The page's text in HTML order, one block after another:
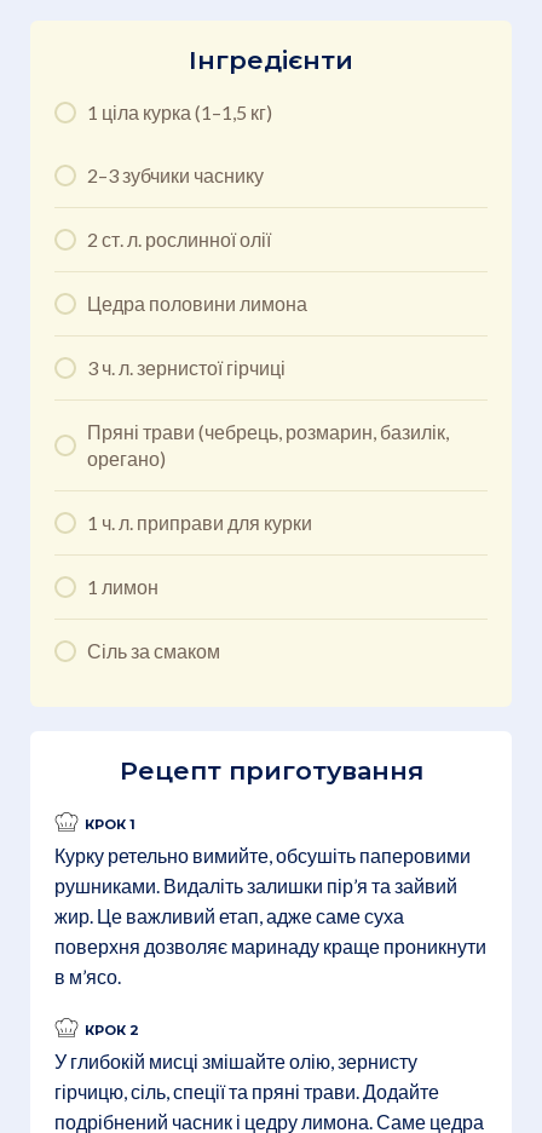
Інгредієнти
1 ціла курка (1–1,5 кг)
2–3 зубчики часнику
2 ст. л. рослинної олії
Цедра половини лимона
3 ч. л. зернистої гірчиці
Пряні трави (чебрець, розмарин, базилік,
орегано)
1 ч. л. приправи для курки
1 лимон
Сіль за смаком
Рецепт приготування
КРОК 1
Курку ретельно вимийте, обсушіть паперовими
рушниками. Видаліть залишки пір’я та зайвий
жир. Це важливий етап, адже саме суха
поверхня дозволяє маринаду краще проникнути
в м’ясо.
КРОК 2
У глибокій мисці змішайте олію, зернисту
гірчицю, сіль, спеції та пряні трави. Додайте
подрібнений часник і цедру лимона. Саме цедра